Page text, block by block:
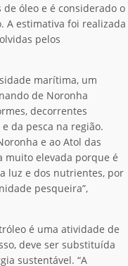
óleo e é considerado o
A estimativa foi realizada
pelos
marítima, um
de Noronha
decorrentes
da pesca na região.
e ao Atol das
muito elevada porque é
luz e dos nutrientes, por
pesqueira”,
é uma atividade de
deve ser substituída
sustentável. “A